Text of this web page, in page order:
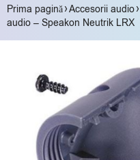
Prima pagină›Accesorii audio›
audio – Speakon Neutrik LRX